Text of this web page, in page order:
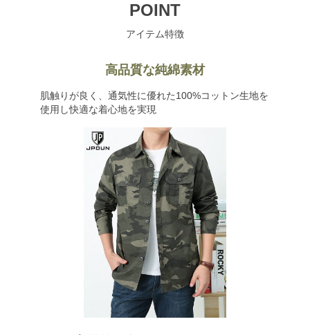
POINT
アイテム特徴
高品質な純綿素材
肌触りが良く、通気性に優れた100%コットン生地を
使用し快適な着心地を実現